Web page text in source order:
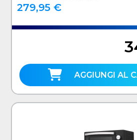
279,95 €
AGGIUNGI AL